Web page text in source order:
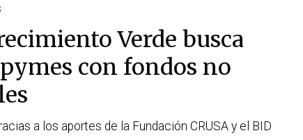
Verde busca
con fondos no
a los aportes de la Fundación CRUSA y el BID